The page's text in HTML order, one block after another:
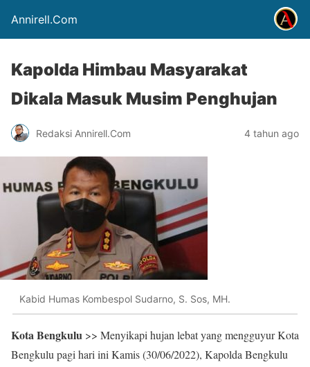
Annirell.Com
Kapolda Himbau Masyarakat
Dikala Masuk Musim Penghujan
Redaksi Annirell.Com 4 tahun ago
Kabid Humas Kombespol Sudarno, S. Sos, MH.
Kota Bengkulu >> Menyikapi hujan lebat yang mengguyur Kota
Bengkulu pagi hari ini Kamis (30/06/2022), Kapolda Bengkulu